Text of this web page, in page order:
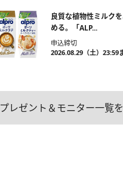
良質な植物性ミルク
める。「ALP...
申込締切
2026.08.29（土）23:59
プレゼント＆モニター一覧